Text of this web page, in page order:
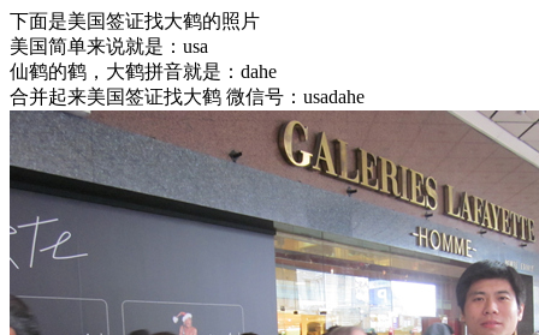
下面是美国签证找大鹤的照片
美国简单来说就是：usa
仙鹤的鹤，大鹤拼音就是：dahe
合并起来美国签证找大鹤 微信号：usadahe